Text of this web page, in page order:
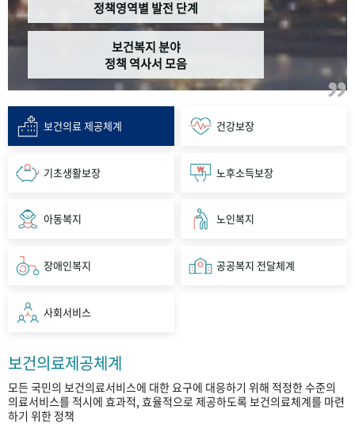
정책영역별 발전 단계
보건복지 분야
정책 역사서 모음
보건의료 제공체계 건강보장
기초생활보장 노후소득보장
아동복지 노인복지
장애인복지 공공복지 전달체계
사회서비스
보건의료제공체계
모든 국민의 보건의료서비스에 대한 요구에 대응하기 위해 적정한 수준의
의료서비스를 적시에 효과적, 효율적으로 제공하도록 보건의료체계를 마련
하기 위한 정책